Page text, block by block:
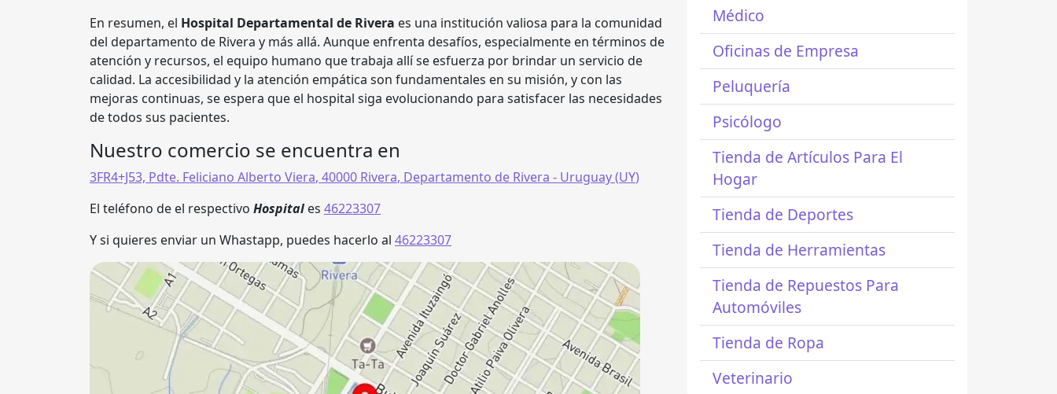
En resumen, el Hospital Departamental de Rivera es una institución valiosa para la comunidad
del departamento de Rivera y más allá. Aunque enfrenta desafíos, especialmente en términos de
atención y recursos, el equipo humano que trabaja allí se esfuerza por brindar un servicio de
calidad. La accesibilidad y la atención empática son fundamentales en su misión, y con las
mejoras continuas, se espera que el hospital siga evolucionando para satisfacer las necesidades
de todos sus pacientes.
Nuestro comercio se encuentra en
3FR4+J53, Pdte. Feliciano Alberto Viera, 40000 Rivera, Departamento de Rivera - Uruguay (UY)
El teléfono de el respectivo Hospital es 46223307
Y si quieres enviar un Whastapp, puedes hacerlo al 46223307
Médico
Oficinas de Empresa
Peluquería
Psicólogo
Tienda de Artículos Para El
Hogar
Tienda de Deportes
Tienda de Herramientas
Tienda de Repuestos Para
Automóviles
Tienda de Ropa
Veterinario